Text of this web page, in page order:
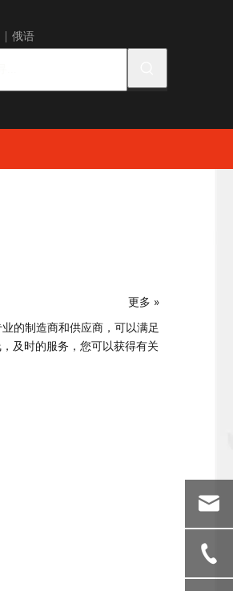
| 俄语
更多 »
的制造商和供应商，可以满足
及时的服务，您可以获得有关